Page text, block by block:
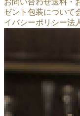
お問い合わせ送料・
ゼント包装について
イバシーポリシー法